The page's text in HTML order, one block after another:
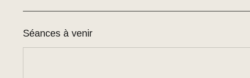
Séances à venir